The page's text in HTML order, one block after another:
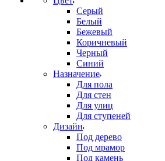
Серый
Белый
Бежевый
Коричневый
Черный
Синий
Назначение
Для пола
Для стен
Для улиц
Для ступеней
Дизайн
Под дерево
Под мрамор
Под камень